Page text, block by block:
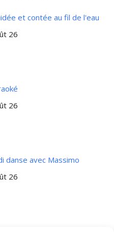
et contée au fil de l'eau
26
26
danse avec Massimo
26